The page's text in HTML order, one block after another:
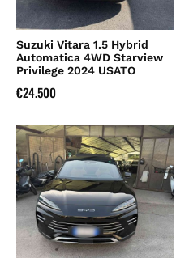
Suzuki Vitara 1.5 Hybrid
Automatica 4WD Starview
Privilege 2024 USATO
€24.500